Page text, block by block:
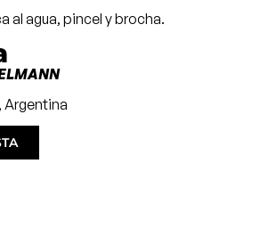
al agua, pincel y brocha.
Argentina